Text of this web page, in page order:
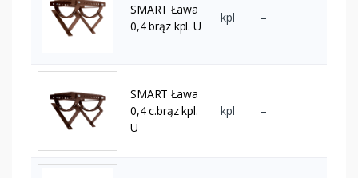
SMART Ława
0,4 brąz kpl. U
kpl –
SMART Ława
0,4 c.brąz kpl.
U
kpl –